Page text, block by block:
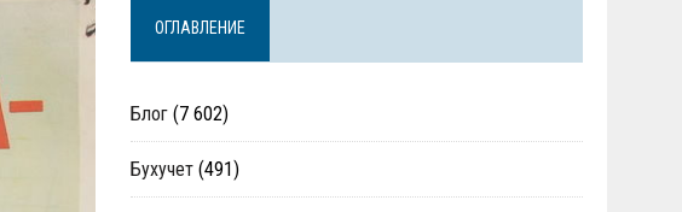
ОГЛАВЛЕНИЕ
Блог (7 602)
Бухучет (491)